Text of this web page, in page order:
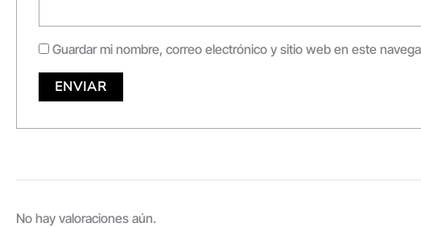
Guardar mi nombre, correo electrónico y sitio web en este
No hay valoraciones aún.